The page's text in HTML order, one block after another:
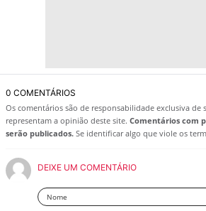
0 COMENTÁRIOS
Os comentários são de responsabilidade exclusiva de
representam a opinião deste site. Comentários com
serão publicados. Se identificar algo que viole os
DEIXE UM COMENTÁRIO
Nome